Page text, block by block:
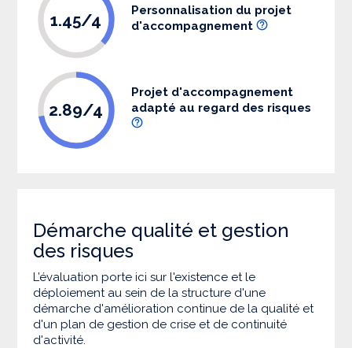
1.45/4
Personnalisation du projet
d'accompagnement
2.89/4
Projet d'accompagnement
adapté au regard des risques
Démarche qualité et gestion
des risques
L’évaluation porte ici sur l'existence et le
déploiement au sein de la structure d'une
démarche d'amélioration continue de la qualité et
d'un plan de gestion de crise et de continuité
d'activité.